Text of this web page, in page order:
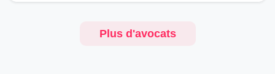
Plus d'avocats